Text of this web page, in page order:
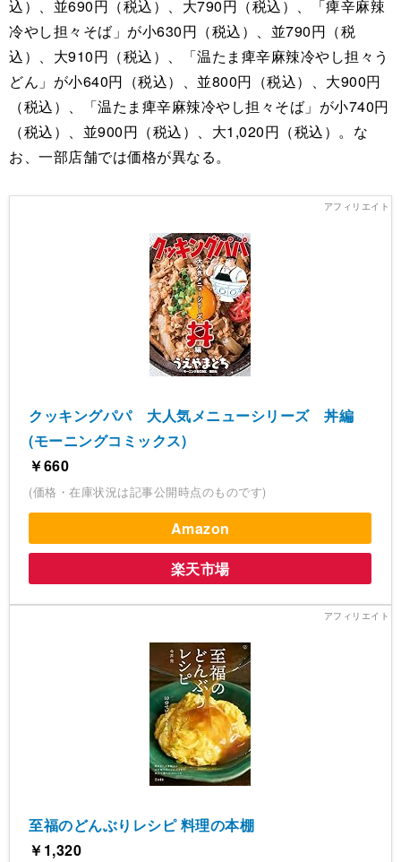
込）、並690円（税込）、大790円（税込）、「痺辛麻辣
冷やし担々そば」が小630円（税込）、並790円（税
込）、大910円（税込）、「温たま痺辛麻辣冷やし担々う
どん」が小640円（税込）、並800円（税込）、大900円
（税込）、「温たま痺辛麻辣冷やし担々そば」が小740円
（税込）、並900円（税込）、大1,020円（税込）。な
お、一部店舗では価格が異なる。
クッキングパパ 大人気メニューシリーズ 丼編
(モーニングコミックス)
￥660
(価格・在庫状況は記事公開時点のものです)
Amazon
楽天市場
至福のどんぶりレシピ 料理の本棚
￥1,320